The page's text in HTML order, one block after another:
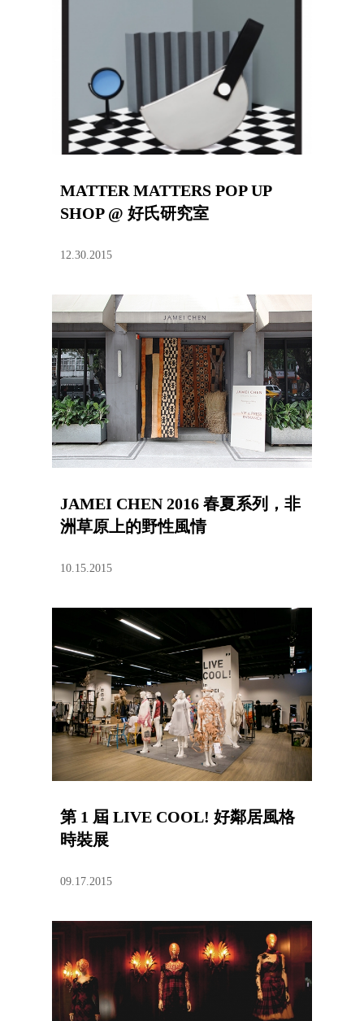
MATTER MATTERS POP UP
SHOP @ 好氏研究室
12.30.2015
JAMEI CHEN 2016 春夏系列，非
洲草原上的野性風情
10.15.2015
第 1 屆 LIVE COOL! 好鄰居風格
時裝展
09.17.2015